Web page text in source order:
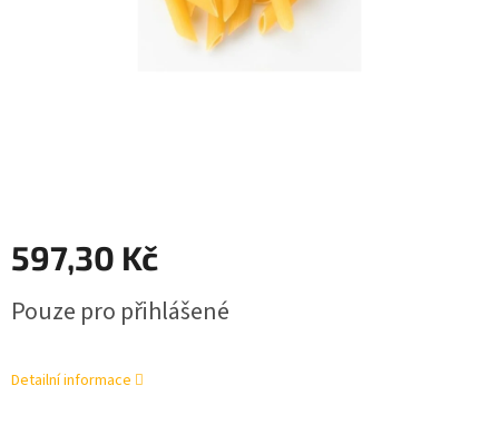
597,30 Kč
cena:
Pouze pro přihlášené
Detailní informace